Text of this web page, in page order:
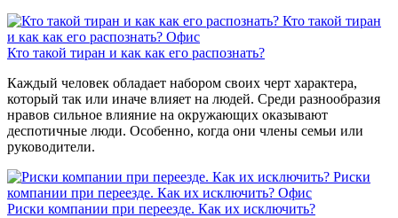
Кто такой тиран
и как как его распознать? Офис
Кто такой тиран и как как его распознать?
Каждый человек обладает набором своих черт характера,
который так или иначе влияет на людей. Среди разнообразия
нравов сильное влияние на окружающих оказывают
деспотичные люди. Особенно, когда они члены семьи или
руководители.
Риски
компании при переезде. Как их исключить? Офис
Риски компании при переезде. Как их исключить?